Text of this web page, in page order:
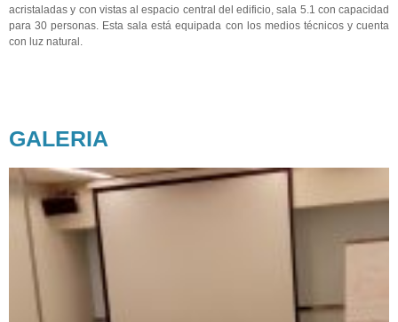
acristaladas y con vistas al espacio central del edificio, sala 5.1 con capacidad
para 30 personas. Esta sala está equipada con los medios técnicos y cuenta
con luz natural.
GALERIA